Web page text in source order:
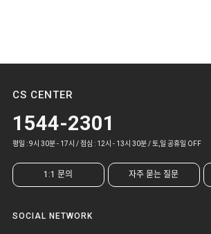
CS CENTER
1544-2301
평일 : 9시 30분 - 17시 / 점심 : 12시 - 13시 30분 / 토,일 공휴일 OFF
1:1 문의 자주 묻는 질문
SOCIAL NETWORK